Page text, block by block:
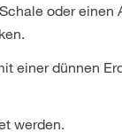
oder
einer dünnen
werden.